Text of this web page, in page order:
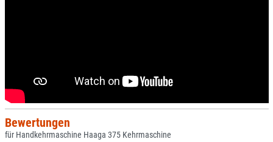
Bewertungen
für Handkehrmaschine Haaga 375 Kehrmaschine